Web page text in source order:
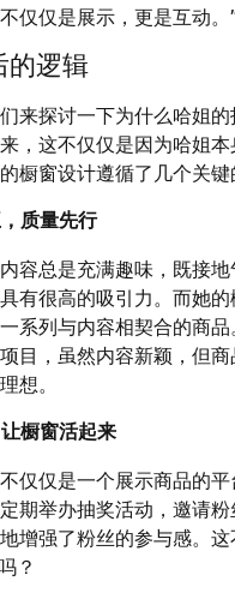
仅仅是展示，更是互动。
的逻辑
来探讨一下为什么哈姐
，这不仅仅是因为哈姐本
橱窗设计遵循了几个关键
质量先行
容总是充满趣味，既接
有很高的吸引力。而她
一系列与内容相契合的商
目，虽然内容新颖，但
想。
橱窗活起来
仅仅是一个展示商品的
期举办抽奖活动，邀请
增强了粉丝的参与感。
？